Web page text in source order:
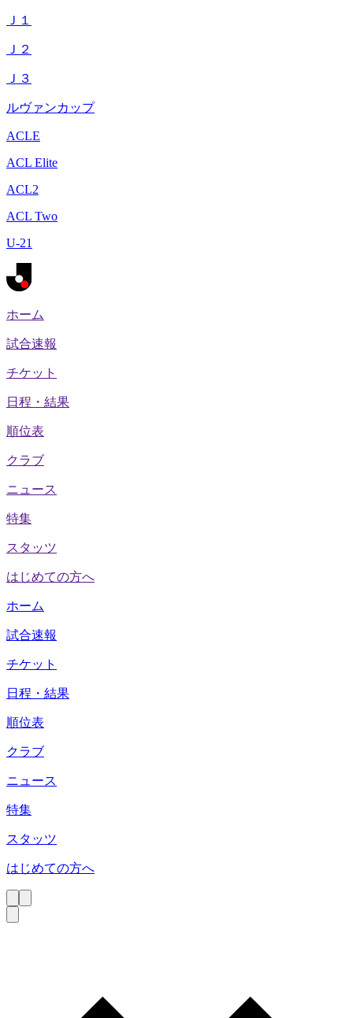
Ｊ１
Ｊ２
Ｊ３
ルヴァンカップ
ACLE
ACL Elite
ACL2
ACL Two
U-21
ホーム
試合速報
チケット
日程・結果
順位表
クラブ
ニュース
特集
スタッツ
はじめての方へ
ホーム
試合速報
チケット
日程・結果
順位表
クラブ
ニュース
特集
スタッツ
はじめての方へ